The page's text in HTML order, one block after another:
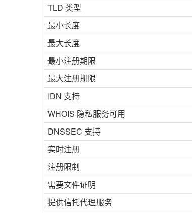
TLD 类型
最小长度
最大长度
最小注册期限
最大注册期限
IDN 支持
WHOIS 隐私服务可用
DNSSEC 支持
实时注册
注册限制
需要文件证明
提供信托代理服务